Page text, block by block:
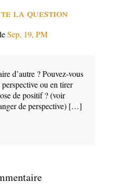
la question
leSep, 19, PM
d’autre ? Pouvez-vous
ou en tirer
de positif ? (voir
de perspective) […]